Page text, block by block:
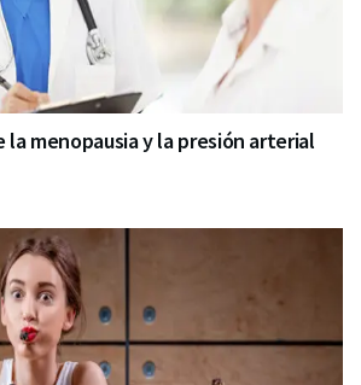
menopausia y la presión arterial